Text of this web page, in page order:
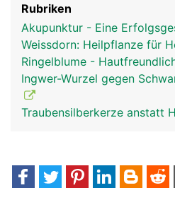
Rubriken
Akupunktur - Eine
Weissdorn: Heilpflanze für
Ringelblume -
Ingwer-Wurzel gegen
Traubensilberkerze anstatt